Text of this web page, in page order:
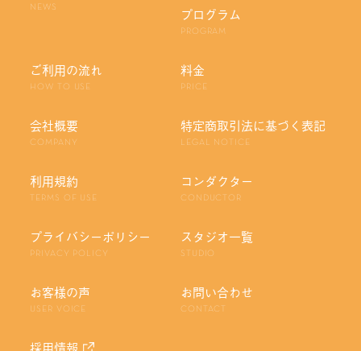
コンダクター
CONDUCTOR
会社概要
COMPANY
プログラム
PROGRAM
スタジオ一覧
STUDIO
利用規約
TERMS OF USE
料金
PRICE
NEWS
プライバシーポリシー
PRIVACY POLICY
特定商取引法に基づく表記
LEGAL NOTICE
ご利用の流れ
HOW TO USE
お客様の声
USER VOICE
お問い合わせ
CONTACT
採用情報